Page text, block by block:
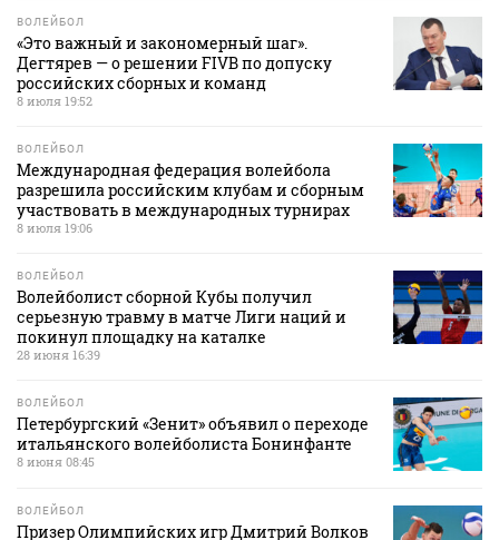
ВОЛЕЙБОЛ
«Это важный и закономерный шаг».
Дегтярев — о решении FIVB по допуску
российских сборных и команд
8 июля 19:52
ВОЛЕЙБОЛ
Международная федерация волейбола
разрешила российским клубам и сборным
участвовать в международных турнирах
8 июля 19:06
ВОЛЕЙБОЛ
Волейболист сборной Кубы получил
серьезную травму в матче Лиги наций и
покинул площадку на каталке
28 июня 16:39
ВОЛЕЙБОЛ
Петербургский «Зенит» объявил о переходе
итальянского волейболиста Бонинфанте
8 июня 08:45
ВОЛЕЙБОЛ
Призер Олимпийских игр Дмитрий Волков